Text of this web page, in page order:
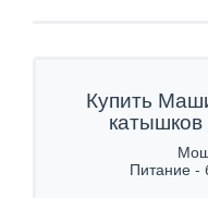
Купить
Питание -